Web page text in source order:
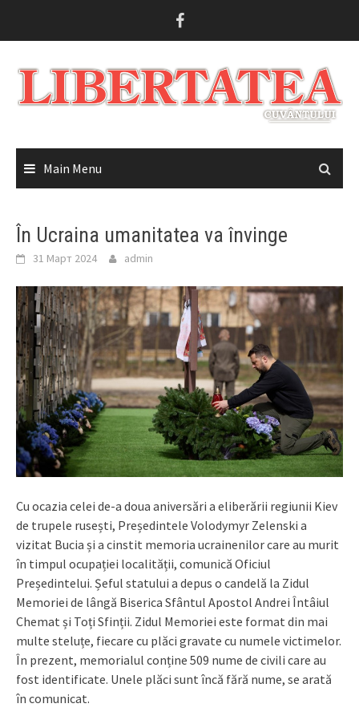
Main Menu
În Ucraina umanitatea va învinge
31 Март 2024 admin
Cu ocazia celei de-a doua aniversări a eliberării regiunii Kiev
de trupele rusești, Președintele Volodymyr Zelenski a
vizitat Bucia și a cinstit memoria ucrainenilor care au murit
în timpul ocupației localității, comunică Oficiul
Președintelui. Șeful statului a depus o candelă la Zidul
Memoriei de lângă Biserica Sfântul Apostol Andrei Întâiul
Chemat și Toți Sfinții. Zidul Memoriei este format din mai
multe steluțe, fiecare cu plăci gravate cu numele victimelor.
În prezent, memorialul conține 509 nume de civili care au
fost identificate. Unele plăci sunt încă fără nume, se arată
în comunicat.